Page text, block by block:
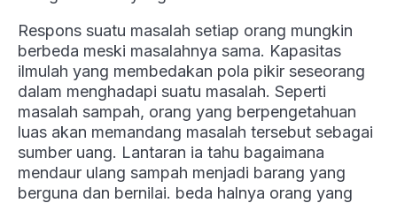
Respons suatu masalah setiap orang mungkin
berbeda meski masalahnya sama. Kapasitas
ilmulah yang membedakan pola pikir seseorang
dalam menghadapi suatu masalah. Seperti
masalah sampah, orang yang berpengetahuan
luas akan memandang masalah tersebut sebagai
sumber uang. Lantaran ia tahu bagaimana
mendaur ulang sampah menjadi barang yang
berguna dan bernilai. beda halnya orang yang